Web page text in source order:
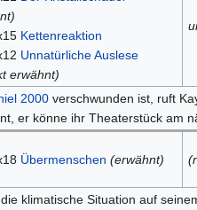
Kettenreaktion
Unnatürliche Auslese
erwähnt)
2000verschwunden ist, ruft
er könne ihr Theaterstück am
Übermenschen (erwähnt)
klimatische Situation auf